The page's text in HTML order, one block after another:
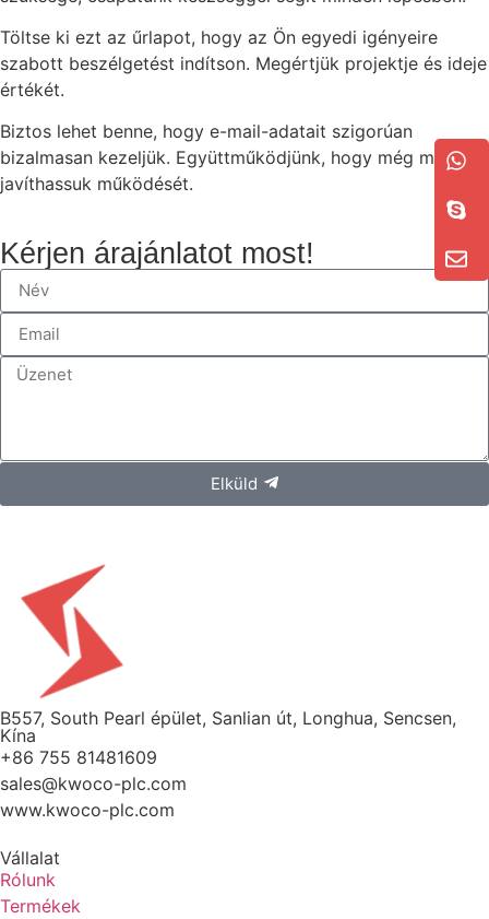
Töltse ki ezt az űrlapot, hogy az Ön egyedi igényeire
szabott beszélgetést indítson. Megértjük projektje és ideje
értékét.
Biztos lehet benne, hogy e-mail-adatait szigorúan
bizalmasan kezeljük. Együttműködjünk, hogy még ma
javíthassuk működését.
Kérjen árajánlatot most!
Elküld
B557, South Pearl épület, Sanlian út, Longhua, Sencsen,
Kína
+86 755 81481609
sales@kwoco-plc.com
www.kwoco-plc.com
Vállalat
Rólunk
Termékek